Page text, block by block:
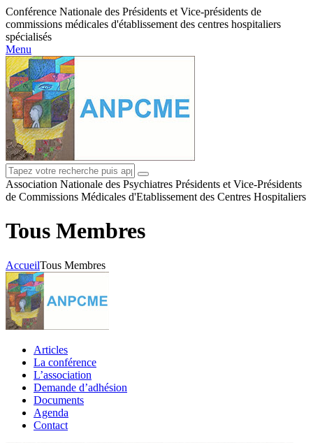
Conférence Nationale des Présidents et Vice-présidents de
commissions médicales d'établissement des centres hospitaliers
spécialisés
Menu
Association Nationale des Psychiatres Présidents et Vice-Présidents
de Commissions Médicales d'Etablissement des Centres Hospitaliers
Tous Membres
AccueilTous Membres
Articles
La conférence
L’association
Demande d’adhésion
Documents
Agenda
Contact